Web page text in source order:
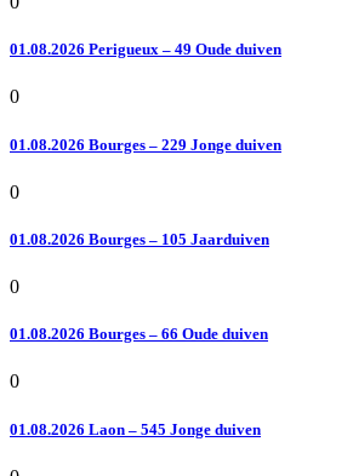
01.08.2026 Perigueux – 49 Oude duiven
0
01.08.2026 Bourges – 229 Jonge duiven
0
01.08.2026 Bourges – 105 Jaarduiven
0
01.08.2026 Bourges – 66 Oude duiven
0
01.08.2026 Laon – 545 Jonge duiven